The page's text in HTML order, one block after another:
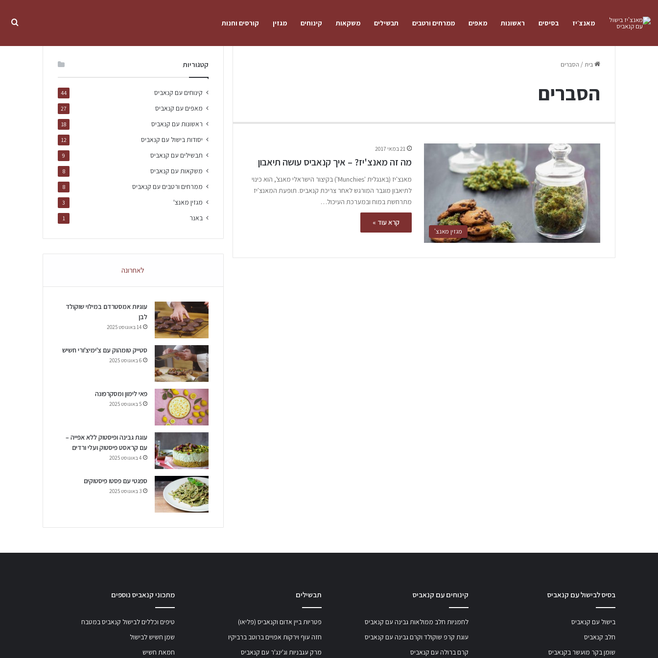
מאנצ׳יז בסיסים ראשונות מאפים ממרחים ורטבים תבשילים משקאות קינוחים מגזין קורסים וחנות
בית/ הסברים
הסברים
מגזין מאנצ'
21 במאי 2017
מה זה מאנצ'יז? – איך קנאביס עושה תיאבון
מאנצ'יז (באנגלית 'Munchies') בקיצור הישראלי מאנצ', הוא כינוי
לתיאבון מוגבר המורגש לאחר צריכת קנאביס. תופעת המאנצ'יז
מתרחשת במוח ובמערכת העיכול…
קרא עוד »
קטגוריות
קינוחים עם קנאביס 44
מאפים עם קנאביס 27
ראשונות עם קנאביס 18
יסודות בישול עם קנאביס 12
תבשילים עם קנאביס 9
משקאות עם קנאביס 8
ממרחים ורטבים עם קנאביס 8
מגזין מאנצ' 3
באנר 1
לאחרונה
עוגיות אמסטרדם במילוי שוקולד
לבן
14 באוגוסט 2025
סטייק טומהוק עם צ'ימיצ'ורי חשיש
6 באוגוסט 2025
פאי לימון ומסקרפונה
5 באוגוסט 2025
עוגת גבינה ופיסטוק ללא אפייה –
עם קראסט פיסטוק ועלי ורדים
4 באוגוסט 2025
ספגטי עם פסטו פיסטוקים
3 באוגוסט 2025
בסיס לבישול עם קנאביס
בישול עם קנאביס
חלב קנאביס
שומן בקר מועשר בקנאביס
קינוחים עם קנאביס
לחמניות חלב ממולאות גבינה עם קנאביס
עוגת קרפ שוקולד וקרם גבינה עם קנאביס
קרם ברולה עם קנאביס
תבשילים
פטריות ביין אדום וקנאביס (פליאו)
חזה עוף וירקות אפויים ברוטב ברביקיו
מרק עגבניות וג'ינג'ר עם קנאביס
מתכוני קנאביס נוספים
טיפים וכללים לבישול קנאביס במטבח
שמן חשיש לבישול
חמאת חשיש